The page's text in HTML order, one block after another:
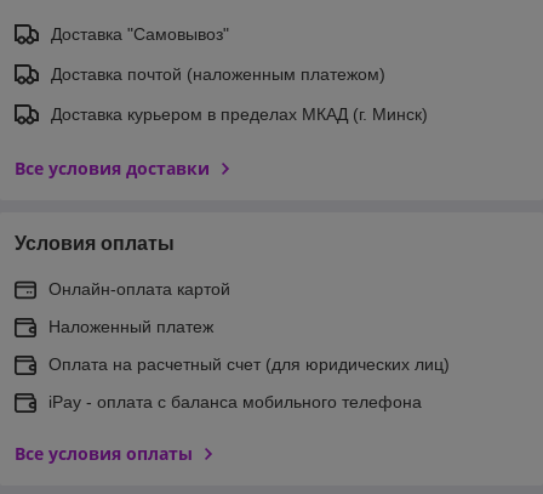
Доставка "Самовывоз"
Доставка почтой (наложенным платежом)
Доставка курьером в пределах МКАД (г. Минск)
Все условия доставки
Условия оплаты
Онлайн-оплата картой
Наложенный платеж
Оплата на расчетный счет (для юридических лиц)
iPay - оплата с баланса мобильного телефона
Все условия оплаты